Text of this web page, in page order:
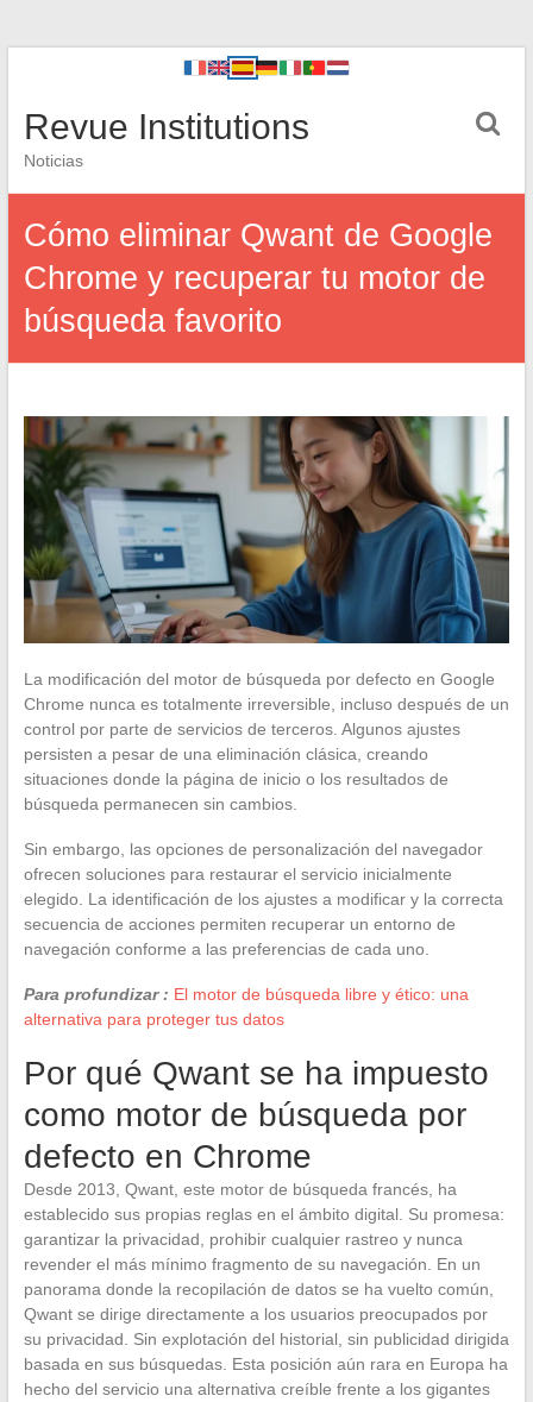
Revue Institutions
Noticias
Cómo eliminar Qwant de Google
Chrome y recuperar tu motor de
búsqueda favorito
La modificación del motor de búsqueda por defecto en Google
Chrome nunca es totalmente irreversible, incluso después de un
control por parte de servicios de terceros. Algunos ajustes
persisten a pesar de una eliminación clásica, creando
situaciones donde la página de inicio o los resultados de
búsqueda permanecen sin cambios.
Sin embargo, las opciones de personalización del navegador
ofrecen soluciones para restaurar el servicio inicialmente
elegido. La identificación de los ajustes a modificar y la correcta
secuencia de acciones permiten recuperar un entorno de
navegación conforme a las preferencias de cada uno.
Para profundizar : El motor de búsqueda libre y ético: una
alternativa para proteger tus datos
Por qué Qwant se ha impuesto
como motor de búsqueda por
defecto en Chrome
Desde 2013, Qwant, este motor de búsqueda francés, ha
establecido sus propias reglas en el ámbito digital. Su promesa:
garantizar la privacidad, prohibir cualquier rastreo y nunca
revender el más mínimo fragmento de su navegación. En un
panorama donde la recopilación de datos se ha vuelto común,
Qwant se dirige directamente a los usuarios preocupados por
su privacidad. Sin explotación del historial, sin publicidad dirigida
basada en sus búsquedas. Esta posición aún rara en Europa ha
hecho del servicio una alternativa creíble frente a los gigantes